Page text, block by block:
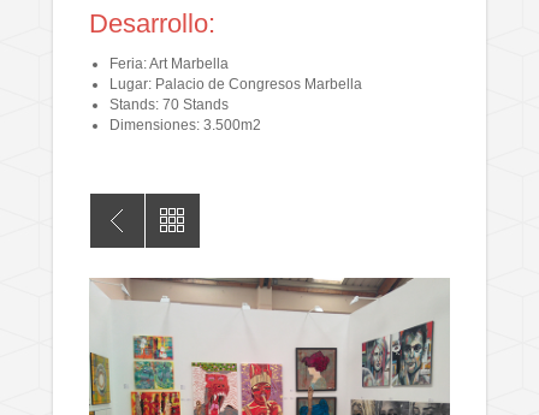
Desarrollo:
Feria: Art Marbella
Lugar: Palacio de Congresos Marbella
Stands: 70 Stands
Dimensiones: 3.500m2